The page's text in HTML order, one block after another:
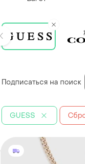
GUESS
Подписаться на поиск